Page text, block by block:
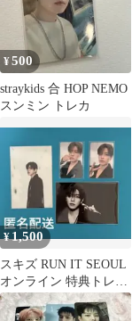
¥500
straykids 合 HOP NEMO
スンミン トレカ
¥1,500
スキズ RUN IT SEOUL
オンライン 特典トレカ
スンミン